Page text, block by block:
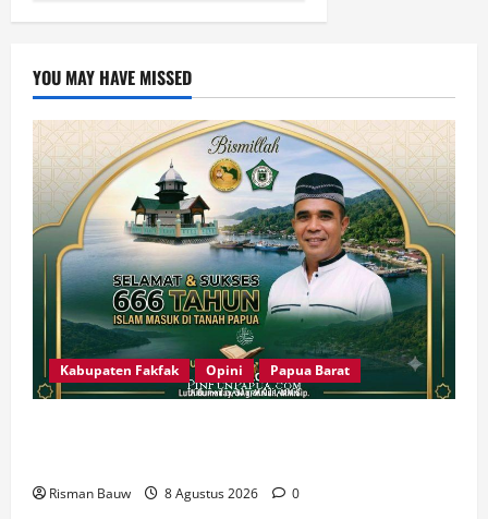
YOU MAY HAVE MISSED
Kabupaten Fakfak Opini Papua Barat
Risman Bauw 8 Agustus 2026 0